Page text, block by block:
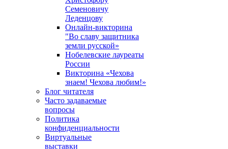
Семеновичу
Леденцову
Онлайн-викторина
"Во славу защитника
земли русской»
Нобелевские лауреаты
России
Викторина «Чехова
знаем! Чехова любим!»
Блог читателя
Часто задаваемые
вопросы
Политика
конфиденциальности
Виртуальные
выставки